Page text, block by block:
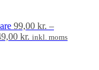
99,00 kr. –
kr. inkl. moms